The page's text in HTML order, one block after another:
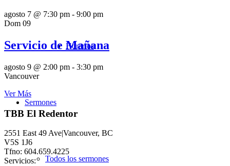
Horarios
Sermones
Todos los sermones
agosto 7 @ 7:30 pm - 9:00 pm
Dom 09
Servicio de Mañana
agosto 9 @ 2:00 pm - 3:30 pm
Vancouver
Ver Más
TBB El Redentor
2551 East 49 Ave|Vancouver, BC
V5S 1J6
Tfno: 604.659.4225
Servicios: